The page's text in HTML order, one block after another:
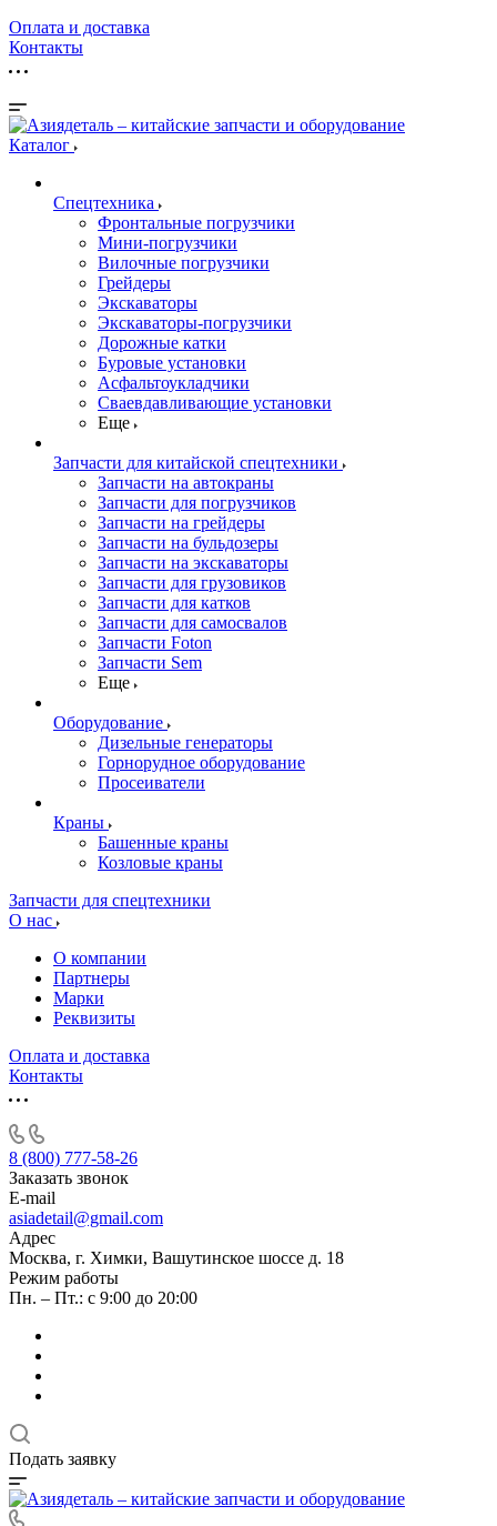
Оплата и доставка
Контакты
Каталог
Спецтехника
Фронтальные погрузчики
Мини-погрузчики
Вилочные погрузчики
Грейдеры
Экскаваторы
Экскаваторы-погрузчики
Дорожные катки
Буровые установки
Асфальтоукладчики
Сваевдавливающие установки
Еще
Запчасти для китайской спецтехники
Запчасти на автокраны
Запчасти для погрузчиков
Запчасти на грейдеры
Запчасти на бульдозеры
Запчасти на экскаваторы
Запчасти для грузовиков
Запчасти для катков
Запчасти для самосвалов
Запчасти Foton
Запчасти Sem
Еще
Оборудование
Дизельные генераторы
Горнорудное оборудование
Просеиватели
Краны
Башенные краны
Козловые краны
Запчасти для спецтехники
О нас
О компании
Партнеры
Марки
Реквизиты
Оплата и доставка
Контакты
8 (800) 777-58-26
Заказать звонок
E-mail
asiadetail@gmail.com
Адрес
Москва, г. Химки, Вашутинское шоссе д. 18
Режим работы
Пн. – Пт.: с 9:00 до 20:00
Подать заявку